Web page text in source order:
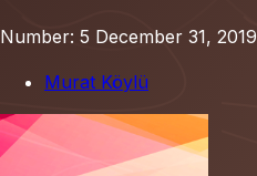
Number: 5 December 31, 2019
Murat Köylü